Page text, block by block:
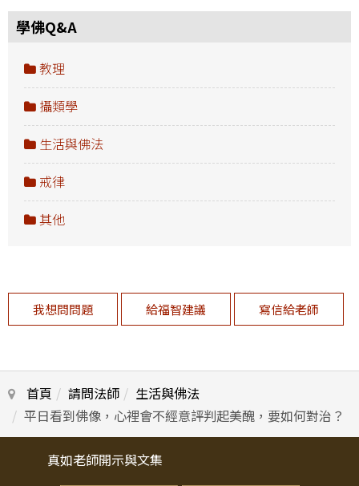
學佛Q&A
教理
攝類學
生活與佛法
戒律
其他
我想問問題 給福智建議 寫信給老師
首頁 請問法師
生活與佛法
平日看到佛像，心裡會不經意評判起美醜，要如何對治？
真如老師開示與文集